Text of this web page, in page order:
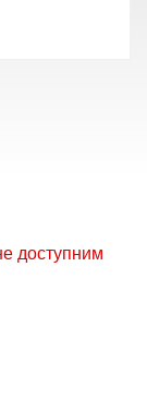
доступним